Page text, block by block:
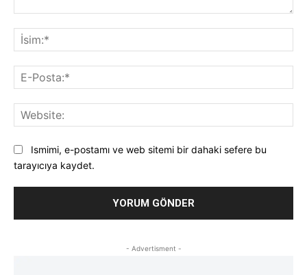
Ismimi, e-postamı ve web sitemi bir dahaki sefere bu
tarayıcıya kaydet.
- Advertisment -